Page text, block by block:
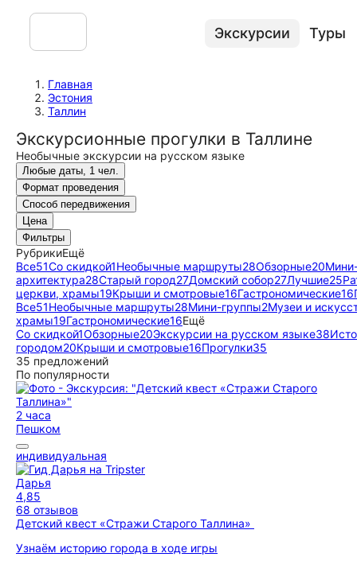
Экскурсии Туры
Главная
Эстония
Таллин
Экскурсионные прогулки в Таллине
Необычные экскурсии на русском языке
Любые даты, 1 чел.
Формат проведения
Способ передвижения
Цена
Фильтры
РубрикиЕщё
Все51Со скидкой1Необычные маршруты28Обзорные20
архитектура28Старый город27Домский собор27Лучшие25
церкви, храмы19Крыши и смотровые16Гастрономические16
Все51Необычные маршруты28Мини-группы2Музеи и
храмы19Гастрономические16Ещё
Со скидкой1Обзорные20Экскурсии на русском языке38
городом20Крыши и смотровые16Прогулки35
35 предложений
По популярности
2 часа
Пешком
индивидуальная
Дарья
4,85
68 отзывов
Детский квест «Стражи Старого Таллина»
Узнаём историю города в ходе игры